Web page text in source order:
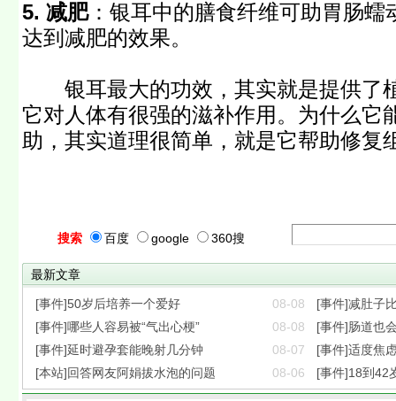
5. 减肥：银耳中的膳食纤维可助胃肠蠕
达到减肥的效果。
银耳最大的功效，其实就是提供了
它对人体有很强的滋补作用。为什么它
助，其实道理很简单，就是它帮助修复
搜索 百度 google 360搜
最新文章
[事件]50岁后培养一个爱好 08-08
[事件]减肚子
[事件]哪些人容易被“气出心梗”
08-08
[事件]肠道也
[事件]延时避孕套能晚射几分钟
08-07
[事件]适度焦
[本站]回答网友阿娟拔水泡的问题
08-06 [事件]18到42